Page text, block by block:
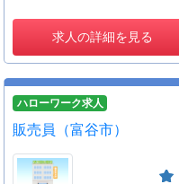
求人の詳細を見る
ハローワーク求人
販売員（富谷市）